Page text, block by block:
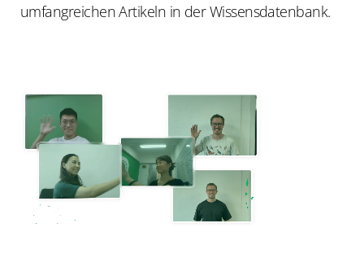
umfangreichen Artikeln in der Wissensdatenbank.